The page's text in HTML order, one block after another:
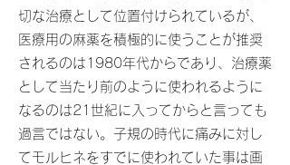
切な治療として位置付けられているが、
医療用の麻薬を積極的に使うことが推奨
されるのは1980年代からであり、治療薬
として当たり前のように使われるように
なるのは21世紀に入ってからと言っても
過言ではない。子規の時代に痛みに対し
てモルヒネをすでに使われていた事は画